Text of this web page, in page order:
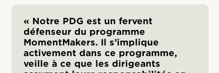
« Notre PDG est un fervent
défenseur du programme
MomentMakers. Il s’implique
activement dans ce programme,
veille à ce que les dirigeants